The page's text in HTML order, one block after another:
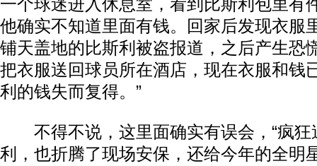
一个球迷进入休息室，看到比斯利包里有
他确实不知道里面有钱。回家后发现衣服
铺天盖地的比斯利被盗报道，之后产生恐
把衣服送回球员所在酒店，现在衣服和钱
利的钱失而复得。”
不得不说，这里面确实有误会，“疯狂
利，也折腾了现场安保，还给今年的全明